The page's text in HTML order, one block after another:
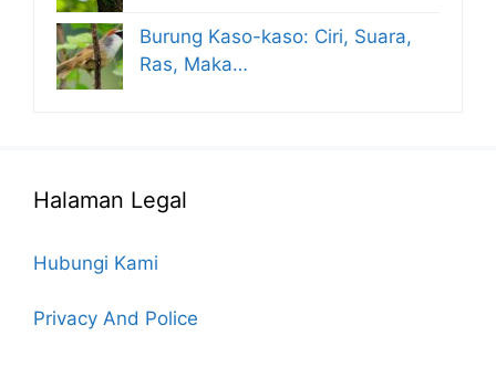
Burung Kaso-kaso: Ciri, Suara,
Ras, Maka…
Halaman Legal
Hubungi Kami
Privacy And Police